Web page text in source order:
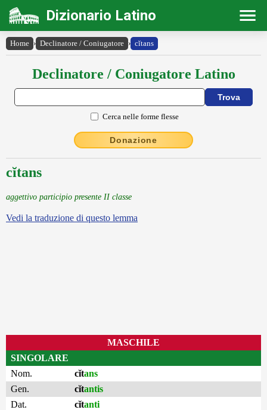
Dizionario Latino
Home › Declinatore / Coniugatore › cĭtans
Declinatore / Coniugatore Latino
Cerca nelle forme flesse
Donazione
cĭtans
aggettivo participio presente II classe
Vedi la traduzione di questo lemma
MASCHILE
SINGOLARE
Nom.
cĭtans
Gen.
cĭtantis
Dat.
cĭtanti